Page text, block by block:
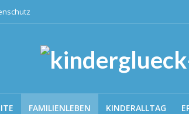
FAMILIENLEBEN KINDERALLTAG